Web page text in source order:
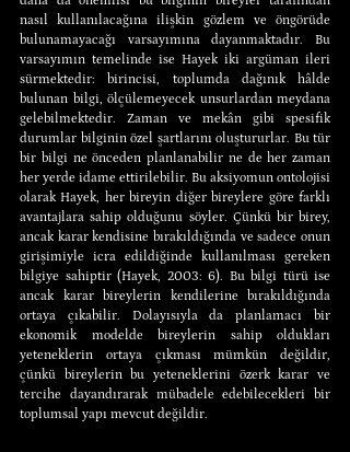
nasıl kullanılacağına ilişkin gözlem ve öngörüde
bulunamayacağı varsayımına dayanmaktadır. Bu
varsayımın temelinde ise Hayek iki argüman ileri
sürmektedir: birincisi, toplumda dağınık hâlde
bulunan bilgi, ölçülemeyecek unsurlardan meydana
gelebilmektedir. Zaman ve mekân gibi spesifik
durumlar bilginin özel şartlarını oluştururlar. Bu tür
bir bilgi ne önceden planlanabilir ne de her zaman
her yerde idame ettirilebilir. Bu aksiyomun ontolojisi
olarak Hayek, her bireyin diğer bireylere göre farklı
avantajlara sahip olduğunu söyler. Çünkü bir birey,
ancak karar kendisine bırakıldığında ve sadece onun
girişimiyle icra edildiğinde kullanılması gereken
bilgiye sahiptir (Hayek, 2003: 6). Bu bilgi türü ise
ancak karar bireylerin kendilerine bırakıldığında
ortaya çıkabilir. Dolayısıyla da planlamacı bir
ekonomik modelde bireylerin sahip oldukları
yeteneklerin ortaya çıkması mümkün değildir,
çünkü bireylerin bu yeteneklerini özerk karar ve
tercihe dayandırarak mübadele edebilecekleri bir
toplumsal yapı mevcut değildir.